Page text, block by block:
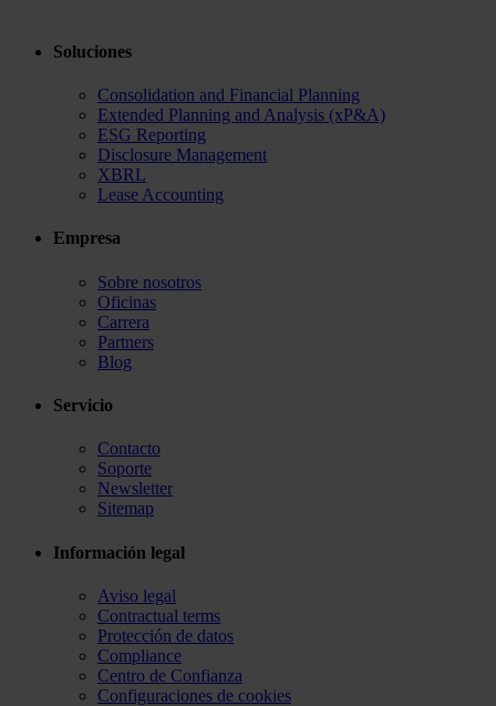
Soluciones
Consolidation and Financial Planning
Extended Planning and Analysis (xP&A)
ESG Reporting
Disclosure Management
XBRL
Lease Accounting
Empresa
Sobre nosotros
Oficinas
Carrera
Partners
Blog
Servicio
Contacto
Soporte
Newsletter
Sitemap
Información legal
Aviso legal
Contractual terms
Protección de datos
Compliance
Centro de Confianza
Configuraciones de cookies